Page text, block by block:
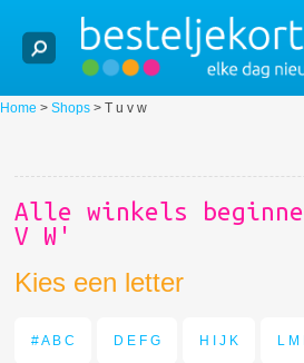
Home > Shops > T u v w
Alle winkels
V W'
Kies een letter
# A B C D E F G H I J K L M